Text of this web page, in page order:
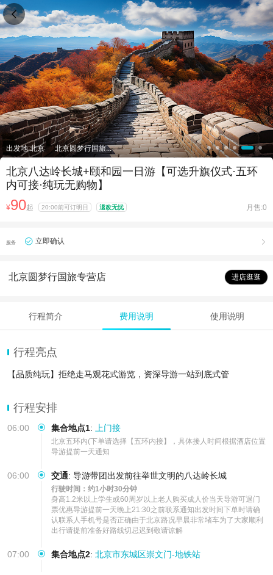
出发地:北京 北京圆梦行国旅...
北京八达岭长城+颐和园一日游【可选升旗仪式·五环
内可接·纯玩无购物】
¥90起 20:00前可订明日 退改无忧 月售:0
服务 立即确认 
北京圆梦行国旅专营店 进店逛逛
行程简介 费用说明 使用说明
行程亮点
【品质纯玩】拒绝走马观花式游览，资深导游一站到底式管
行程安排
06:00 集合地点1: 上门接
北京五环内(下单请选择【五环内接】，具体接人时间根据酒店位置
导游提前一天通知
06:00 交通: 导游带团出发前往举世文明的八达岭长城
行驶时间：约1小时30分钟
身高1.2米以上学生或60周岁以上老人购买成人价当天导游可退门
票优惠导游提前一天晚上21:30之前联系通知出发时间下单时请确
认联系人手机号是否正确由于北京路况早晨非常堵车为了大家顺利
出行请提前准备好路线切忌迟到敬请谅解
07:00 集合地点2: 北京市东城区崇文门-地铁站
